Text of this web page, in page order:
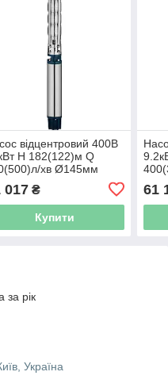
відцентровий 400В
H 182(122)м Q
хв Ø145мм
нерж сталь+пульт
частин) DONGYIN
16 (7777303)
017₴
Купити
(з
61
за рік
Україна